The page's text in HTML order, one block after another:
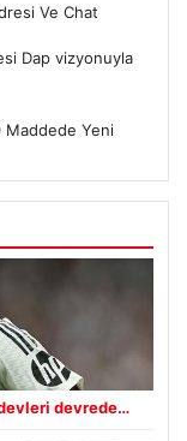
Ve Chat
Dap vizyonuyla
Maddede Yeni
devrede…